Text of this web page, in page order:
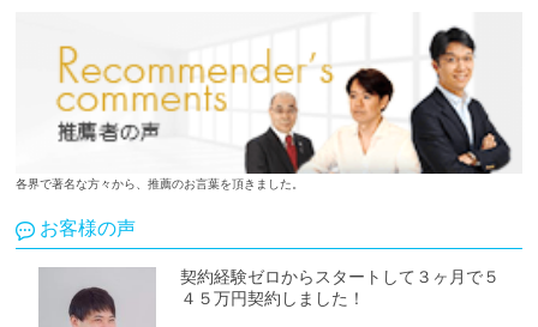
各界で著名な方々から、推薦のお言葉を頂きました。
お客様の声
契約経験ゼロからスタートして３ヶ月で５
４５万円契約しました！